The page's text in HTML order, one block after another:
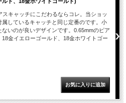
スキャッチにこだわるならコレ。当ショッ
属しているキャッチと同じ定番のです。小
ないのが良いデザインです。0.65mmのピア
18金イエローゴールド、18金ホワイトゴー